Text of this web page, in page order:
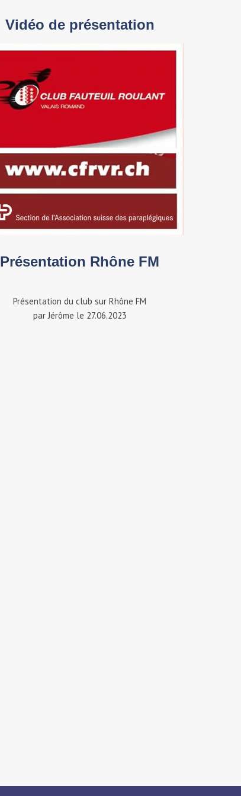
Vidéo de présentation
Présentation Rhône FM
Présentation du club sur Rhône FM
par Jérôme le 27.06.2023